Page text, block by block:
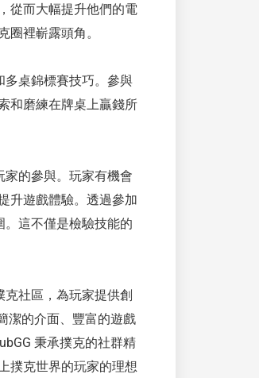
從而大幅提升他們的電
裡嶄露頭角。
多桌錦標賽技巧。參與
和磨練在牌桌上贏錢所
家的參與。玩家有機會
升遊戲體驗。透過參加
。這不僅是檢驗技能的
克社區，為玩家提供創
潔的介面、豐富的遊戲
秉承撲克的社群精
撲克世界的玩家的理想